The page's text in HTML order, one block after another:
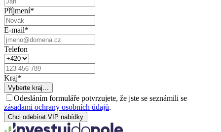
Příjmení*
E-mail*
Telefon
Kraj*
Vyberte kraj…
Odesláním formuláře potvrzujete, že jste se seznámili se
zásadami ochrany osobních údajů.
Chci odebírat VIP nabídky